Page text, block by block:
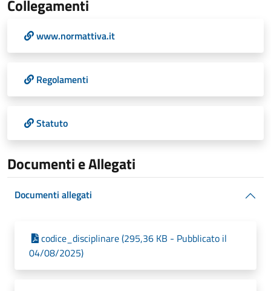
Collegamenti
www.normattiva.it
Regolamenti
Statuto
Documenti e Allegati
Documenti allegati
codice_disciplinare (295,36 KB - Pubblicato il
04/08/2025)